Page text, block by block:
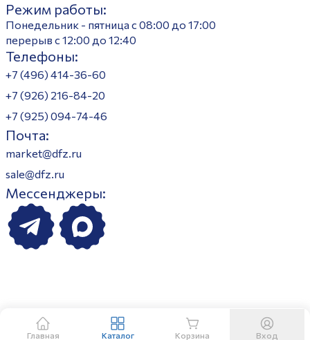
Режим работы:
Понедельник - пятница с 08:00 до 17:00
перерыв с 12:00 до 12:40
Телефоны:
+7 (496) 414-36-60
+7 (926) 216-84-20
+7 (925) 094-74-46
Почта:
market@dfz.ru
sale@dfz.ru
Мессенджеры:
Главная Каталог Корзина Вход